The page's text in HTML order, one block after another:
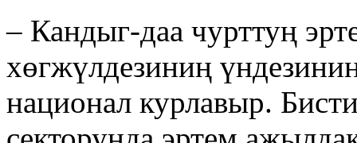
– Кандыг-даа чурттуң
хөгжүлдезиниң
национал курлавыр.